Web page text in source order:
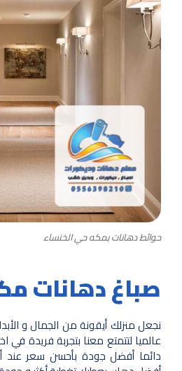
حوائط دهانات بمكه حي الخنساء
صباغ دهانات
نجعل منزلك أيقونة من الجمال و
عالميا لتتمتع معنا بتجربة فريدة في
دائما أفضل جودة بأحسن سعر عند